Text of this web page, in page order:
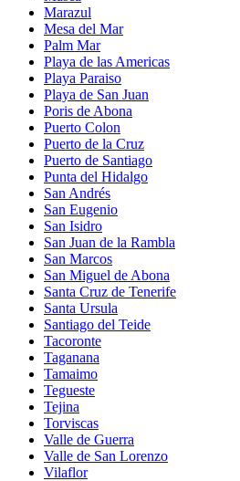
Marazul
Mesa del Mar
Palm Mar
Playa de las Americas
Playa Paraiso
Playa de San Juan
Poris de Abona
Puerto Colon
Puerto de la Cruz
Puerto de Santiago
Punta del Hidalgo
San Andrés
San Eugenio
San Isidro
San Juan de la Rambla
San Marcos
San Miguel de Abona
Santa Cruz de Tenerife
Santa Ursula
Santiago del Teide
Tacoronte
Taganana
Tamaimo
Tegueste
Tejina
Torviscas
Valle de Guerra
Valle de San Lorenzo
Vilaflor